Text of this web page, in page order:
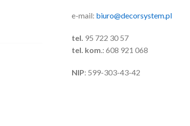
e-mail: biuro@decorsystem.pl
tel. 95 722 30 57
tel. kom.: 608 921 068
NIP: 599-303-43-42